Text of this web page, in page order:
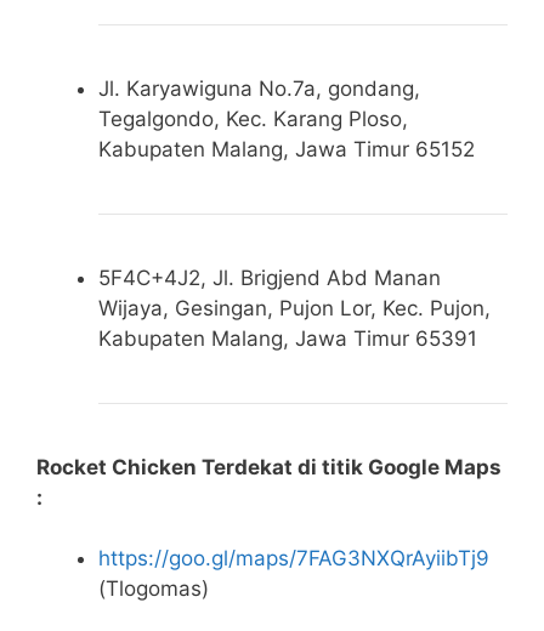
Jl. Karyawiguna No.7a, gondang,
Tegalgondo, Kec. Karang Ploso,
Kabupaten Malang, Jawa Timur 65152
5F4C+4J2, Jl. Brigjend Abd Manan
Wijaya, Gesingan, Pujon Lor, Kec. Pujon,
Kabupaten Malang, Jawa Timur 65391
Rocket Chicken Terdekat di titik Google Maps
:
https://goo.gl/maps/7FAG3NXQrAyiibTj9
(Tlogomas)